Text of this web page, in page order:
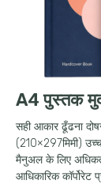
A4 पुस्तक
सही आकार ढूँढना
(210×297मिमी)
मैनुअल के लिए
आधिकारिक